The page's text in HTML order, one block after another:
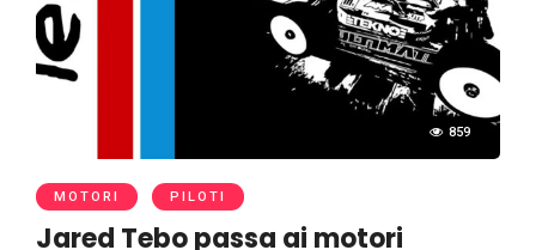
859
MOTORI PILOTI
Jared Tebo passa ai motori